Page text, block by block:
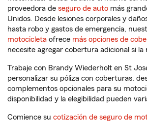
proveedora de seguro de auto más
Unidos. Desde lesiones corporales y
hasta robo y gastos de emergencia,
motocicleta ofrece más opciones de
necesite agregar cobertura adicional si la
Trabaje con Brandy Wiederholt en St
personalizar su póliza con coberturas,
complementos opcionales para su
disponibilidad y la elegibilidad pueden
Comience su cotización de seguro de